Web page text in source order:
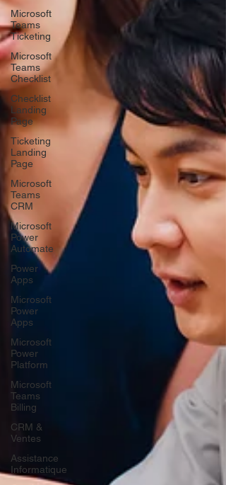
Microsoft
Teams
Ticketing
Microsoft
Teams
Checklist
Checklist
Landing
Page
Ticketing
Landing
Page
Microsoft
Teams
CRM
Microsoft
Power
Automate
Power
Apps
Microsoft
Power
Apps
Microsoft
Power
Platform
Microsoft
Teams
Billing
CRM &
Ventes
Assistance
Informatique